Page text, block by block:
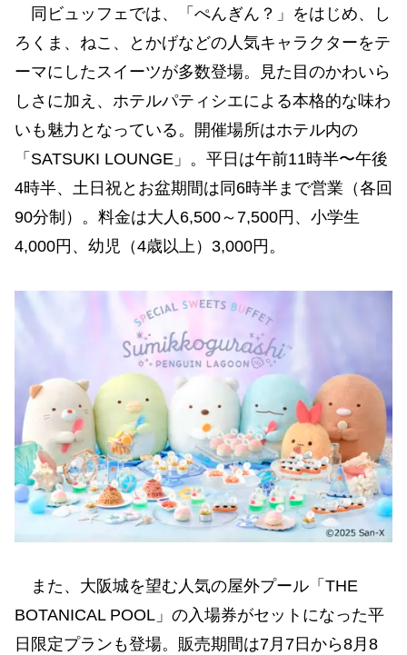
同ビュッフェでは、「ぺんぎん？」をはじめ、し
ろくま、ねこ、とかげなどの人気キャラクターをテ
ーマにしたスイーツが多数登場。見た目のかわいら
しさに加え、ホテルパティシエによる本格的な味わ
いも魅力となっている。開催場所はホテル内の
「SATSUKI LOUNGE」。平日は午前11時半〜午後
4時半、土日祝とお盆期間は同6時半まで営業（各回
90分制）。料金は大人6,500～7,500円、小学生
4,000円、幼児（4歳以上）3,000円。
また、大阪城を望む人気の屋外プール「THE
BOTANICAL POOL」の入場券がセットになった平
日限定プランも登場。販売期間は7月7日から8月8